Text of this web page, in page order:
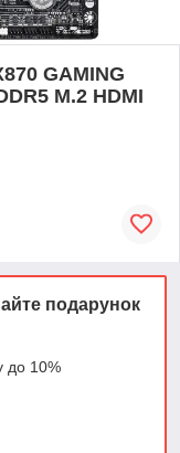
GAMING
M.2 HDMI
подарунок
до 10%